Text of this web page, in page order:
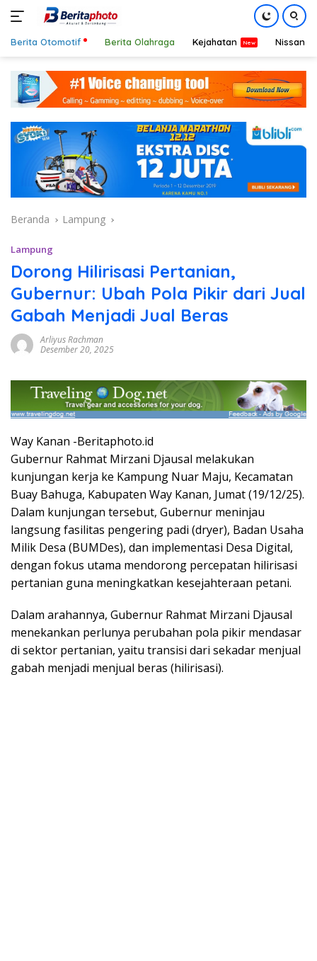
konten
Berita Otomotif Berita Olahraga Kejahatan Nissan
Beranda Lampung
Lampung
Dorong Hilirisasi Pertanian,
Gubernur: Ubah Pola Pikir dari Jual
Gabah Menjadi Jual Beras
Arliyus Rachman
Desember 20, 2025
Way Kanan -Beritaphoto.id
Gubernur Rahmat Mirzani Djausal melakukan
kunjungan kerja ke Kampung Nuar Maju, Kecamatan
Buay Bahuga, Kabupaten Way Kanan, Jumat (19/12/25).
Dalam kunjungan tersebut, Gubernur meninjau
langsung fasilitas pengering padi (dryer), Badan Usaha
Milik Desa (BUMDes), dan implementasi Desa Digital,
dengan fokus utama mendorong percepatan hilirisasi
pertanian guna meningkatkan kesejahteraan petani.
​Dalam arahannya, Gubernur Rahmat Mirzani Djausal
menekankan perlunya perubahan pola pikir mendasar
di sektor pertanian, yaitu transisi dari sekadar menjual
gabah menjadi menjual beras (hilirisasi).